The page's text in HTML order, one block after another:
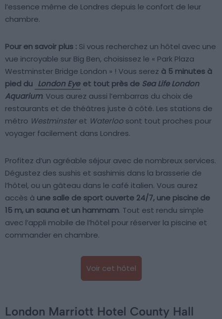
l’essence même de Londres depuis le confort de leur
chambre.
Pour en savoir plus : Si vous recherchez un hôtel avec une
vue incroyable sur Big Ben, choisissez le « Park Plaza
Westminster Bridge London » ! Vous serez à 5 minutes à
pied du London Eye et tout près de Sea Life London
Aquarium. Vous aurez aussi l’embarras du choix de
restaurants et de théâtres juste à côté. Les stations de
métro Westminsteret Waterloo sont tout proches pour
voyager facilement dans Londres.
Profitez d’un agréable séjour avec de nombreux services.
Dégustez des sushis et sashimis dans la brasserie de
l’hôtel, ou un gâteau dans le café italien. Vous aurez
accès à une salle de sport ouverte 24/7, une piscine de
15 m, un sauna et un hammam. Tout est rendu simple
avec l’appli mobile de l’hôtel pour réserver la piscine et
commander en chambre.
Voir cet hôtel
London Marriott Hotel County Hall